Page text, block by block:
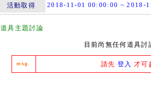
活動取得 2018-11-01 00:00:00 ~ 2018-
道具主題討論
目前尚無任何道具討
msg. 請先 登入 才可